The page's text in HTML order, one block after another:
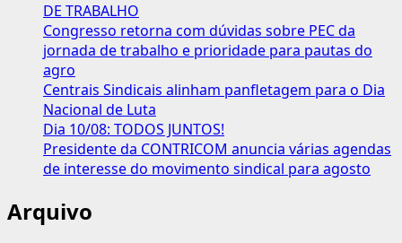
DE TRABALHO
Congresso retorna com dúvidas sobre PEC da
jornada de trabalho e prioridade para pautas do
agro
Centrais Sindicais alinham panfletagem para o Dia
Nacional de Luta
Dia 10/08: TODOS JUNTOS!
Presidente da CONTRICOM anuncia várias agendas
de interesse do movimento sindical para agosto
Arquivo